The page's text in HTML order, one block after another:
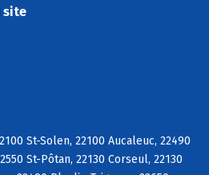
site
St-Solen, 22100 Aucaleuc, 22490
St-Pôtan, 22130 Corseul, 22130